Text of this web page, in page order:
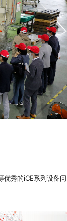
优秀的iCE系列设备问